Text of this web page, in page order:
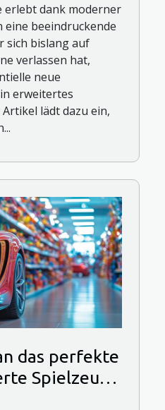
erlebt dank moderner
beeindruckende
sich bislang auf
verlassen hat,
neue
erweitertes
lädt dazu ein,
das perfekte
Spielzeug
Alter?